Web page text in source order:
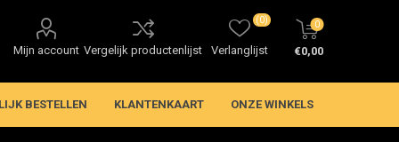
Mijn account Vergelijk productenlijst Verlanglijst
(0) 0
€0,00
BESTELLEN KLANTENKAART ONZE WINKELS